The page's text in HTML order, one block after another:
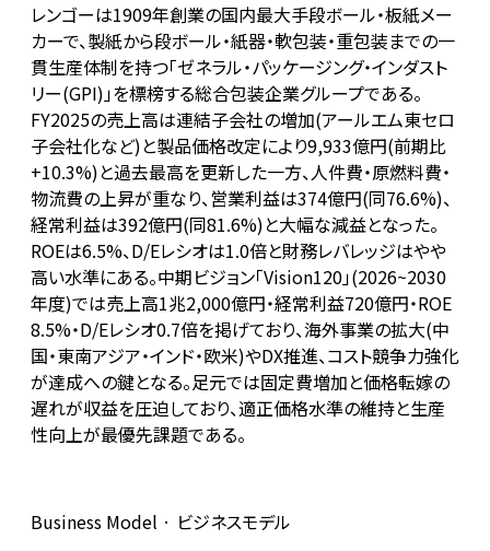
レンゴーは1909年創業の国内最大手段ボール・板紙メー
カーで、製紙から段ボール・紙器・軟包装・重包装までの一
貫生産体制を持つ「ゼネラル・パッケージング・インダスト
リー(GPI)」を標榜する総合包装企業グループである。
FY2025の売上高は連結子会社の増加(アールエム東セロ
子会社化など)と製品価格改定により9,933億円(前期比
+10.3%)と過去最高を更新した一方、人件費・原燃料費・
物流費の上昇が重なり、営業利益は374億円(同76.6%)、
経常利益は392億円(同81.6%)と大幅な減益となった。
ROEは6.5%、D/Eレシオは1.0倍と財務レバレッジはやや
高い水準にある。中期ビジョン「Vision120」(2026~2030
年度)では売上高1兆2,000億円・経常利益720億円・ROE
8.5%・D/Eレシオ0.7倍を掲げており、海外事業の拡大(中
国・東南アジア・インド・欧米)やDX推進、コスト競争力強化
が達成への鍵となる。足元では固定費増加と価格転嫁の
遅れが収益を圧迫しており、適正価格水準の維持と生産
性向上が最優先課題である。
Business Model · ビジネスモデル